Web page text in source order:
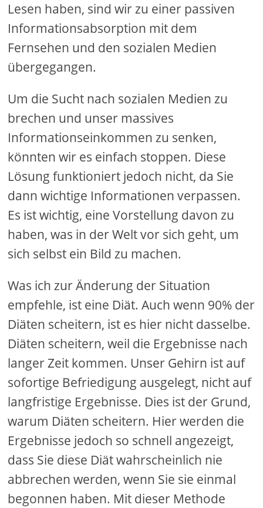
Lesen haben, sind wir zu einer passiven
Informationsabsorption mit dem
Fernsehen und den sozialen Medien
übergegangen.
Um die Sucht nach sozialen Medien zu
brechen und unser massives
Informationseinkommen zu senken,
könnten wir es einfach stoppen. Diese
Lösung funktioniert jedoch nicht, da Sie
dann wichtige Informationen verpassen.
Es ist wichtig, eine Vorstellung davon zu
haben, was in der Welt vor sich geht, um
sich selbst ein Bild zu machen.
Was ich zur Änderung der Situation
empfehle, ist eine Diät. Auch wenn 90% der
Diäten scheitern, ist es hier nicht dasselbe.
Diäten scheitern, weil die Ergebnisse nach
langer Zeit kommen. Unser Gehirn ist auf
sofortige Befriedigung ausgelegt, nicht auf
langfristige Ergebnisse. Dies ist der Grund,
warum Diäten scheitern. Hier werden die
Ergebnisse jedoch so schnell angezeigt,
dass Sie diese Diät wahrscheinlich nie
abbrechen werden, wenn Sie sie einmal
begonnen haben. Mit dieser Methode